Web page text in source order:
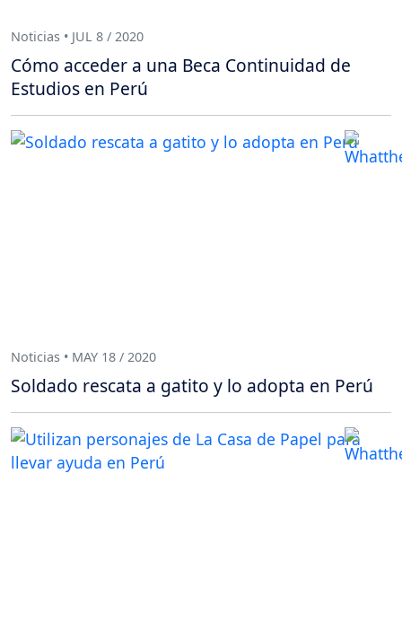
Noticias • JUL 8 / 2020
Cómo acceder a una Beca Continuidad de
Estudios en Perú
Noticias • MAY 18 / 2020
Soldado rescata a gatito y lo adopta en Perú